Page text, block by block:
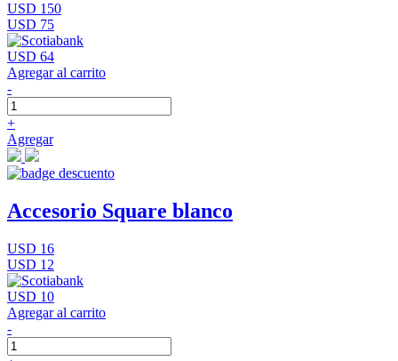
USD 150
USD 75
USD 64
Agregar al carrito
-
+
Agregar
Accesorio Square blanco
USD 16
USD 12
USD 10
Agregar al carrito
-